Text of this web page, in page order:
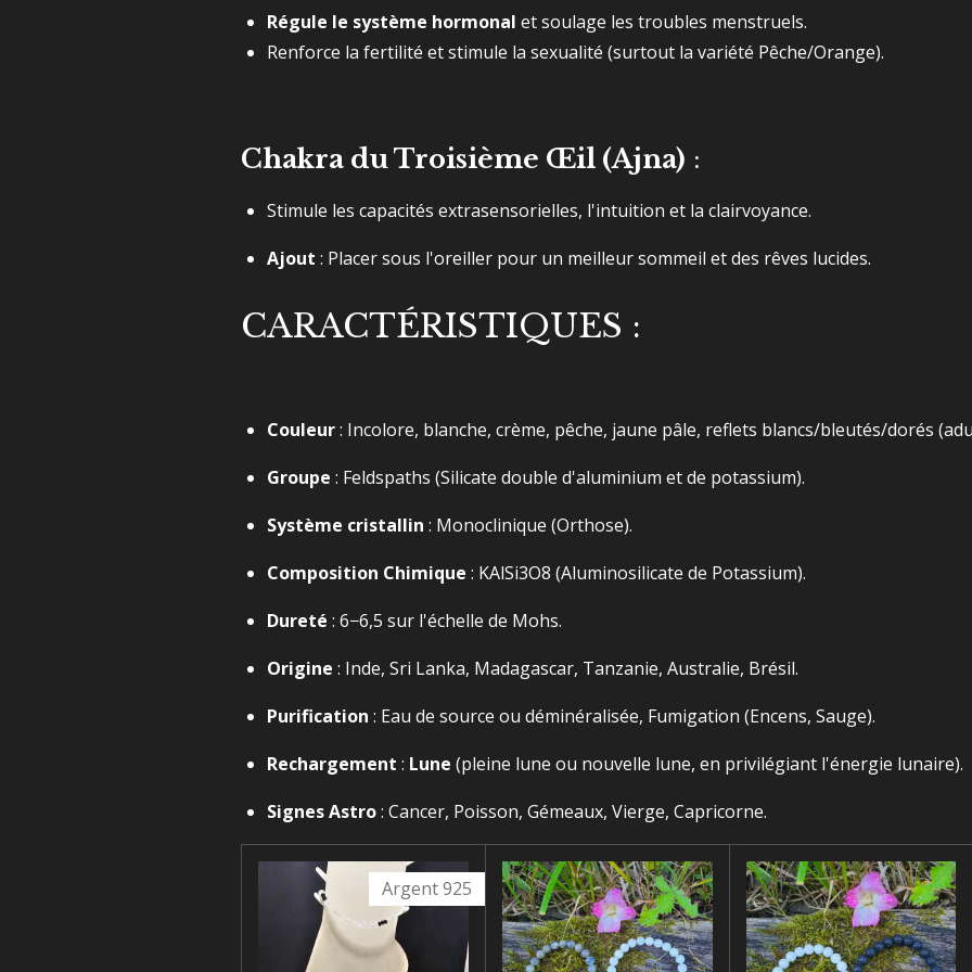
Régule le système hormonal et soulage les troubles menstruels.
Renforce la fertilité et stimule la sexualité (surtout la variété Pêche/Orange).
Chakra du Troisième Œil (Ajna) :
Stimule les capacités extrasensorielles, l'intuition et la clairvoyance.
Ajout : Placer sous l'oreiller pour un meilleur sommeil et des rêves lucides.
CARACTÉRISTIQUES :
Couleur: Incolore, blanche, crème, pêche, jaune pâle, reflets blancs/bleutés/dorés
Groupe : Feldspaths (Silicate double d'aluminium et de potassium).
Système cristallin : Monoclinique (Orthose).
Composition Chimique : KAlSi3​O8​ (Aluminosilicate de Potassium).
Dureté : 6−6,5 sur l'échelle de Mohs.
Origine : Inde, Sri Lanka, Madagascar, Tanzanie, Australie, Brésil.
Purification : Eau de source ou déminéralisée, Fumigation (Encens, Sauge).
Rechargement : Lune (pleine lune ou nouvelle lune, en privilégiant l'énergie lunaire).
Signes Astro: Cancer, Poisson, Gémeaux, Vierge, Capricorne.
Argent 925